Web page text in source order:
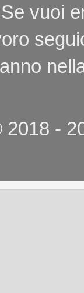
vuoi
-